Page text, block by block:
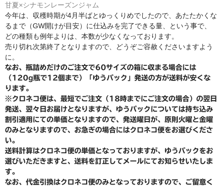
贈り物に
谷川農園産野菜のチャツネ
新商品
野菜セット
野菜セットご注文の前に必ずお読みください
送料込みパック
書籍
甘夏×シナモンレーズンジャム
今年は、収穫時期が4月半ばとゆっくりめでしたので、あたたかくな
るまで（GW開けが目安）に仕込みを完了できる量、という事で、
どの種類も例年よりは、本数が少なくなっております。
売り切れ次第終了となりますので、どうぞご容赦くださいますよう
に。
なお、瓶詰めだけのご注文で60サイズの箱に収まる場合には
（120g瓶で12個まで）「ゆうパック」発送の方が送料が安くな
ります。
※クロネコ便は、最短でご注文（18時までにご注文の場合）の翌日
発送、翌々日お届けとなりますが、ゆうパックについては持ち込み
割引適用にての単価となりますので、発送曜日が、原則火曜と金曜
のみとなりますので、お急ぎの場合にはクロネコ便をお選びくださ
い。
送料計算はクロネコ便の単価となっておりますが、ゆうパックをお
選びいただきますと、送料を訂正してメールにてお知らせいたしま
す。
なお、代金引換はクロネコ便のみとなっておりますので、ご留意く